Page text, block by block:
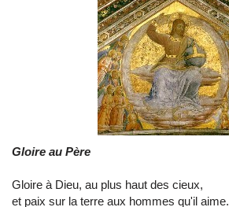
Gloire au Père
Gloire à Dieu, au plus haut des cieux,
et paix sur la terre aux hommes qu'il aime.